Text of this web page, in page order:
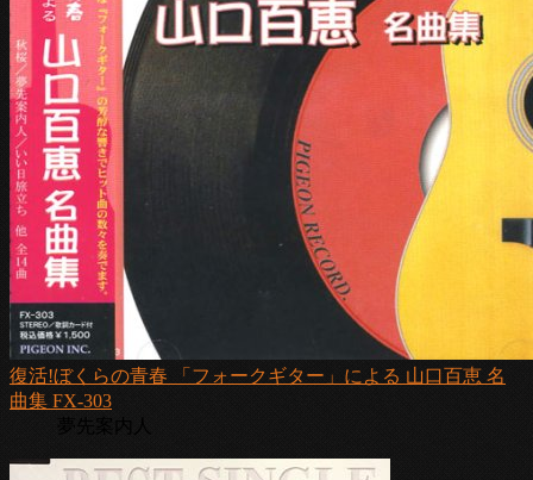
復活!ぼくらの青春 「フォークギター」による 山口百恵 名
曲集 FX-303
夢先案内人